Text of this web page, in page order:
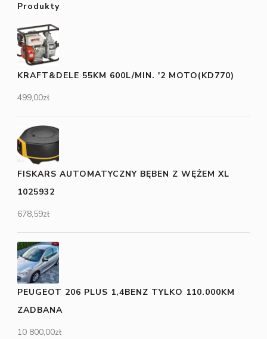
Produkty
KRAFT&DELE 55KM 600L/MIN. '2 MOTO(KD770)
499,00zł
FISKARS AUTOMATYCZNY BĘBEN Z WĘŻEM XL
1025932
678,59zł
PEUGEOT 206 PLUS 1,4BENZ TYLKO 110.000KM
ZADBANA
10 800,00zł